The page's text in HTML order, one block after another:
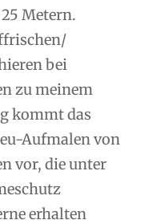
Metern.
bei
zu meinem
kommt das
Aufmalen von
vor, die unter
erhalten